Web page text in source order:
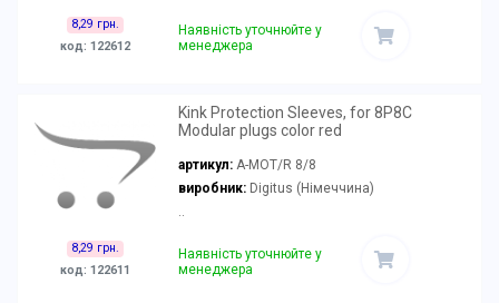
8,29 грн.
код: 122612
Наявність уточнюйте у
менеджера
8,29 грн.
код: 122611
Kink Protection Sleeves, for 8P8C
Modular plugs color red
артикул: A-MOT/R 8/8
виробник:Digitus (Німеччина)
Наявність уточнюйте у
менеджера